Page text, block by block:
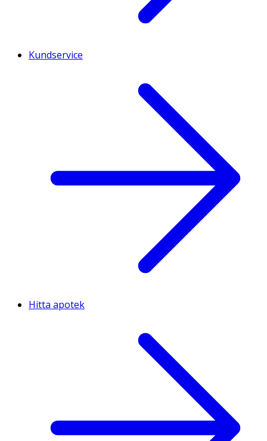
Kundservice
Hitta apotek